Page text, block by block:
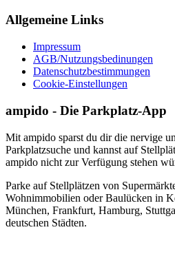
Allgemeine Links
Impressum
AGB/Nutzungsbedinungen
Datenschutzbestimmungen
Cookie-Einstellungen
ampido - Die Parkplatz-App
Mit ampido sparst du dir die nervige
Parkplatzsuche und kannst auf
ampido nicht zur Verfügung stehen
Parke auf Stellplätzen von
Wohnimmobilien oder Baulücken in
München, Frankfurt, Hamburg,
deutschen Städten.